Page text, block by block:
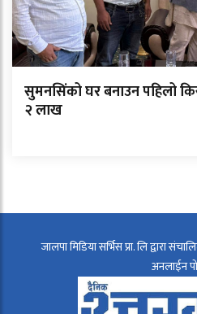
सुमनसिंको घर बनाउन पहिलो
२ लाख
जालपा मिडिया सर्भिस प्रा. लि द्वारा
अनलाईन